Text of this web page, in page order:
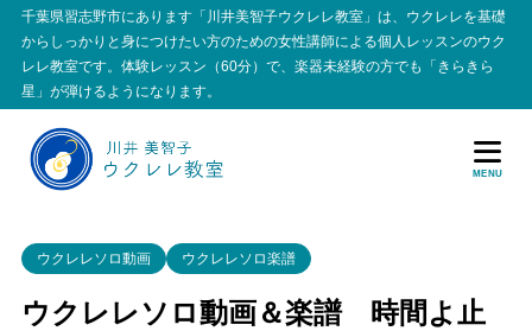
千葉県習志野市にあります「川井美智子ウクレレ教室」は、ウクレレを基礎
からしっかりと身につけたい方のための女性講師による個人レッスンのウク
レレ教室です。体験レッスン（60分）で、楽器未経験の方でも「きらきら
星」が弾けるようになります。
MENU
ウクレレソロ動画 ウクレレソロ楽譜
ウクレレソロ動画＆楽譜 時間よ止